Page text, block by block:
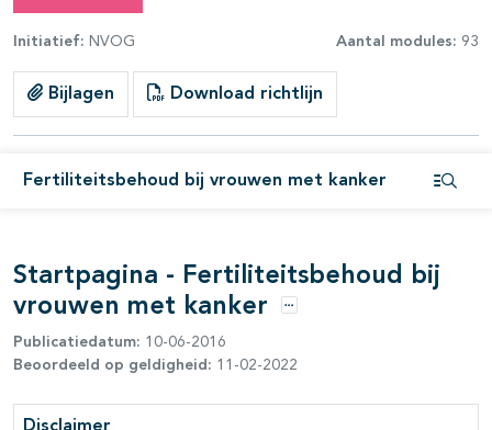
Initiatief: NVOG Aantal modules: 93
Bijlagen Download richtlijn
Fertiliteitsbehoud bij vrouwen met kanker
open- en dichtklappen
open- en dichtklappen
open- en dichtklappen
open- en dichtklappen
Startpagina - Fertiliteitsbehoud bij
vrouwen met kanker
Opties
Publicatiedatum: 10-06-2016
Beoordeeld op geldigheid: 11-02-2022